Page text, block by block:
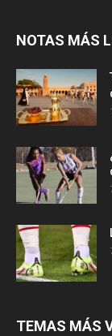
NOTAS MÁS
TEMAS MÁS